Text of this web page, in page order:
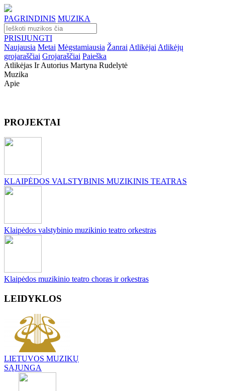
PAGRINDINIS MUZIKA
PRISIJUNGTI
Naujausia Metai Mėgstamiausia Žanrai Atlikėjai Atlikėjų
grojaraščiai Grojaraščiai Paieška
Atlikėjas Ir Autorius Martyna Rudelytė
Muzika
Apie
PROJEKTAI
KLAIPĖDOS VALSTYBINIS MUZIKINIS TEATRAS
Klaipėdos valstybinio muzikinio teatro orkestras
Klaipėdos muzikinio teatro choras ir orkestras
LEIDYKLOS
LIETUVOS MUZIKŲ
SĄJUNGA